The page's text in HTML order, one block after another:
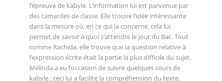
l’épreuve de kabyle. L’information lui est parvenue par
des camardes de classe. Elle trouve l’idée intéressante
dans la mesure où, en ce qui la concerne, cela lui
permet de savoir à quoi s’attendre le jour du Bac. Tout
comme Rachida, elle trouve que la question relative à
l’expression écrite était la partie la plus difficile du sujet.
Mélinda a eu l’occasion de suivre quelques cours de
kabyle ; ceci lui a facilité la compréhension du texte,